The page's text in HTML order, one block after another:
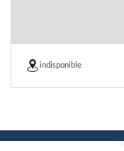
indisponible